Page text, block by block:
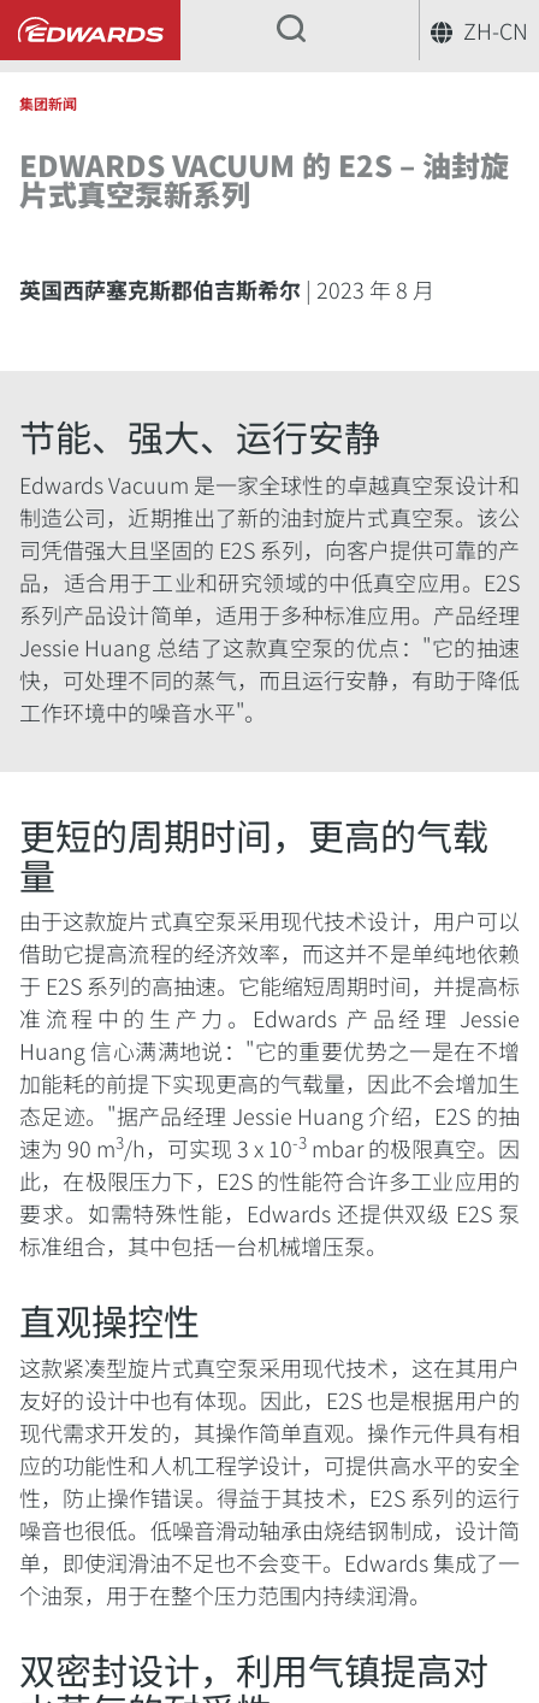
ZH-CN
...
集团新闻
EDWARDS VACUUM 的 E2S – 油封旋
片式真空泵新系列
英国西萨塞克斯郡伯吉斯希尔 | 2023 年 8 月
节能、强大、运行安静
Edwards Vacuum 是一家全球性的卓越真空泵设计和
制造公司，近期推出了新的油封旋片式真空泵。该公
司凭借强大且坚固的 E2S 系列，向客户提供可靠的产
品，适合用于工业和研究领域的中低真空应用。E2S
系列产品设计简单，适用于多种标准应用。产品经理
Jessie Huang 总结了这款真空泵的优点："它的抽速
快，可处理不同的蒸气，而且运行安静，有助于降低
工作环境中的噪音水平"。
更短的周期时间，更高的气载
量
由于这款旋片式真空泵采用现代技术设计，用户可以
借助它提高流程的经济效率，而这并不是单纯地依赖
于 E2S 系列的高抽速。它能缩短周期时间，并提高标
准流程中的生产力。Edwards 产品经理 Jessie
Huang 信心满满地说："它的重要优势之一是在不增
加能耗的前提下实现更高的气载量，因此不会增加生
态足迹。"据产品经理 Jessie Huang 介绍，E2S 的抽
速为 90 m3/h，可实现 3 x 10-3 mbar 的极限真空。因
此，在极限压力下，E2S 的性能符合许多工业应用的
要求。如需特殊性能，Edwards 还提供双级 E2S 泵
标准组合，其中包括一台机械增压泵。
直观操控性
这款紧凑型旋片式真空泵采用现代技术，这在其用户
友好的设计中也有体现。因此，E2S 也是根据用户的
现代需求开发的，其操作简单直观。操作元件具有相
应的功能性和人机工程学设计，可提供高水平的安全
性，防止操作错误。得益于其技术，E2S 系列的运行
噪音也很低。低噪音滑动轴承由烧结钢制成，设计简
单，即使润滑油不足也不会变干。Edwards 集成了一
个油泵，用于在整个压力范围内持续润滑。
双密封设计，利用气镇提高对